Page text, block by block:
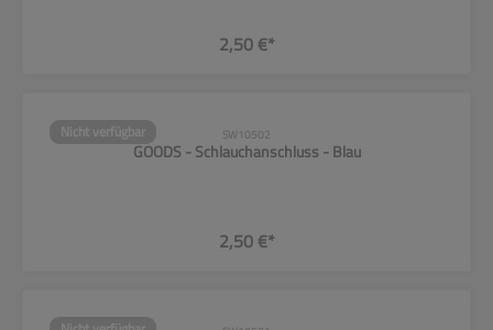
2,50 €*
Nicht verfügbar SW10502
GOODS - Schlauchanschluss - Blau
2,50 €*